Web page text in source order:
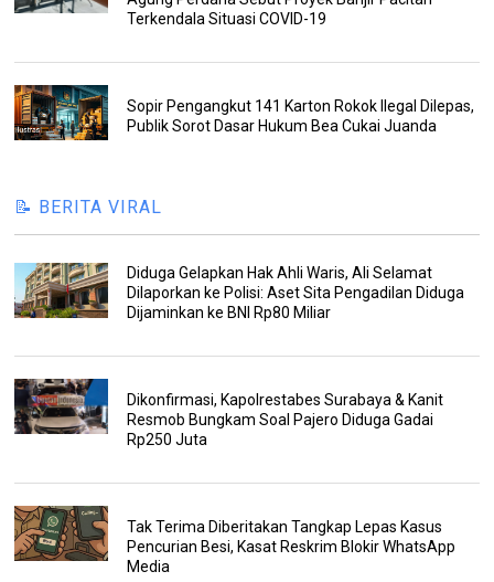
Terkendala Situasi COVID-19
Sopir Pengangkut 141 Karton Rokok Ilegal Dilepas,
Publik Sorot Dasar Hukum Bea Cukai Juanda
📝 BERITA VIRAL
Diduga Gelapkan Hak Ahli Waris, Ali Selamat
Dilaporkan ke Polisi: Aset Sita Pengadilan Diduga
Dijaminkan ke BNI Rp80 Miliar
Dikonfirmasi, Kapolrestabes Surabaya & Kanit
Resmob Bungkam Soal Pajero Diduga Gadai
Rp250 Juta
Tak Terima Diberitakan Tangkap Lepas Kasus
Pencurian Besi, Kasat Reskrim Blokir WhatsApp
Media